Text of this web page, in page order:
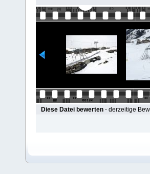
Diese Datei bewerten - derzeitige